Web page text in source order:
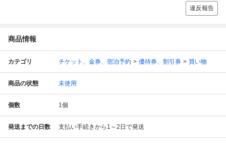
違反報告
商品情報
カテゴリ チケット、金券、宿泊予約 優待券、割引券 買い物
商品の状態 未使用
個数 1個
発送までの日数 支払い手続きから1～2日で発送